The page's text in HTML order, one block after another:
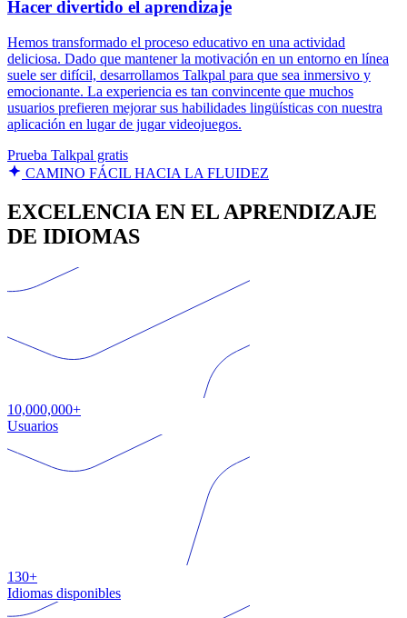
Hacer divertido el aprendizaje
Hemos transformado el proceso educativo en una actividad
deliciosa. Dado que mantener la motivación en un entorno en línea
suele ser difícil, desarrollamos Talkpal para que sea inmersivo y
emocionante. La experiencia es tan convincente que muchos
usuarios prefieren mejorar sus habilidades lingüísticas con nuestra
aplicación en lugar de jugar videojuegos.
Prueba Talkpal gratis
CAMINO FÁCIL HACIA LA FLUIDEZ
EXCELENCIA EN EL APRENDIZAJE
DE IDIOMAS
10,000,000+
Usuarios
130+
Idiomas disponibles